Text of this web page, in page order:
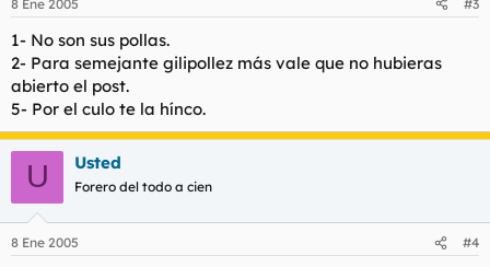
8 Ene 2005 #3
1- No son sus pollas.
2- Para semejante gilipollez más vale que no hubieras
abierto el post.
5- Por el culo te la hínco.
U Usted
Forero del todo a cien
8 Ene 2005 #4